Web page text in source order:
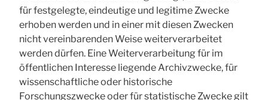
für festgelegte, eindeutige und legitime Zwecke
erhoben werden und in einer mit diesen Zwecken
nicht vereinbarenden Weise weiterverarbeitet
werden dürfen. Eine Weiterverarbeitung für im
öffentlichen Interesse liegende Archivzwecke, für
wissenschaftliche oder historische
Forschungszwecke oder für statistische Zwecke gilt